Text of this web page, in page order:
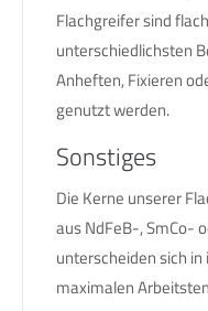
Flachgreifer sind
unterschiedlichsten
Anheften, Fixieren
genutzt werden.
Sonstiges
Die Kerne unserer
aus NdFeB-, SmCo-
unterscheiden sich
maximalen